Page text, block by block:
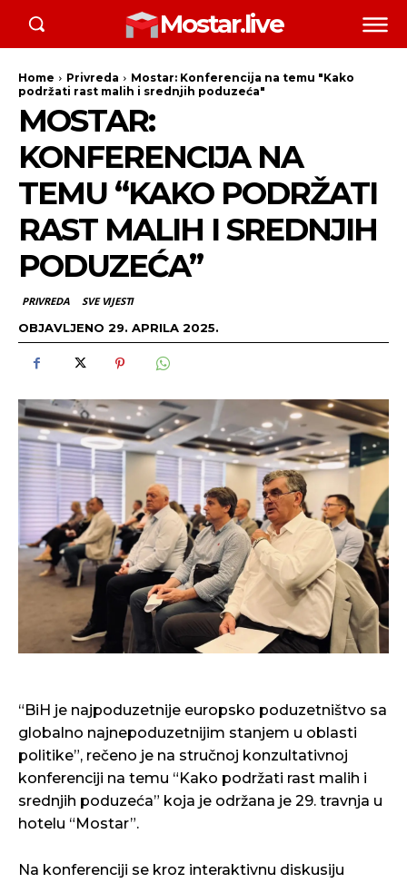
Mostar.live
Home Privreda
Mostar: Konferencija na temu "Kako
podržati rast malih i srednjih poduzeća"
MOSTAR:
KONFERENCIJA NA
TEMU “KAKO PODRŽATI
RAST MALIH I SREDNJIH
PODUZEĆA”
PRIVREDA SVE VIJESTI
OBJAVLJENO 29. APRILA 2025.
“BiH je najpoduzetnije europsko poduzetništvo sa
globalno najnepoduzetnijim stanjem u oblasti
politike”, rečeno je na stručnoj konzultativnoj
konferenciji na temu “Kako podržati rast malih i
srednjih poduzeća” koja je održana je 29. travnja u
hotelu “Mostar”.
Na konferenciji se kroz interaktivnu diskusiju